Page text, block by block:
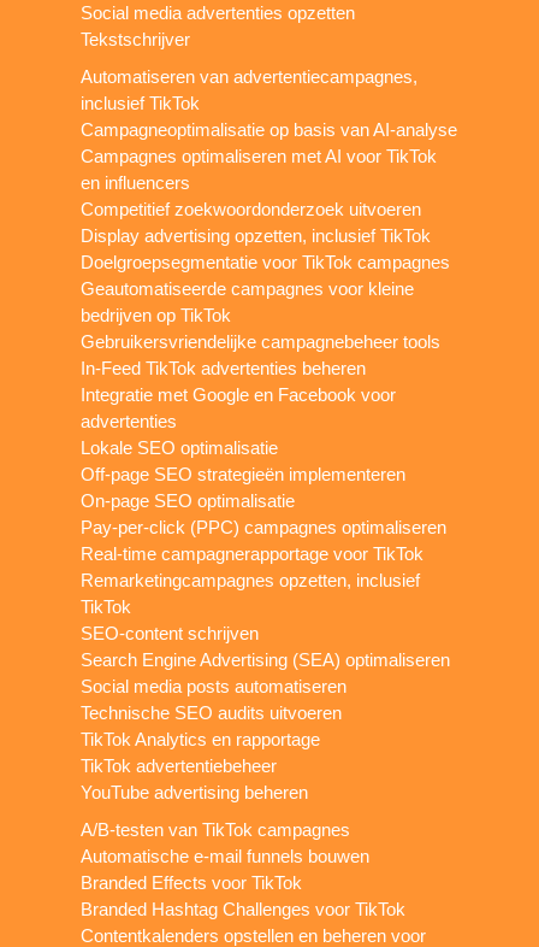
Social media advertenties opzetten
Tekstschrijver
Automatiseren van advertentiecampagnes,
inclusief TikTok
Campagneoptimalisatie op basis van AI-analyse
Campagnes optimaliseren met AI voor TikTok
en influencers
Competitief zoekwoordonderzoek uitvoeren
Display advertising opzetten, inclusief TikTok
Doelgroepsegmentatie voor TikTok campagnes
Geautomatiseerde campagnes voor kleine
bedrijven op TikTok
Gebruikersvriendelijke campagnebeheer tools
In-Feed TikTok advertenties beheren
Integratie met Google en Facebook voor
advertenties
Lokale SEO optimalisatie
Off-page SEO strategieën implementeren
On-page SEO optimalisatie
Pay-per-click (PPC) campagnes optimaliseren
Real-time campagnerapportage voor TikTok
Remarketingcampagnes opzetten, inclusief
TikTok
SEO-content schrijven
Search Engine Advertising (SEA) optimaliseren
Social media posts automatiseren
Technische SEO audits uitvoeren
TikTok Analytics en rapportage
TikTok advertentiebeheer
YouTube advertising beheren
A/B-testen van TikTok campagnes
Automatische e-mail funnels bouwen
Branded Effects voor TikTok
Branded Hashtag Challenges voor TikTok
Contentkalenders opstellen en beheren voor